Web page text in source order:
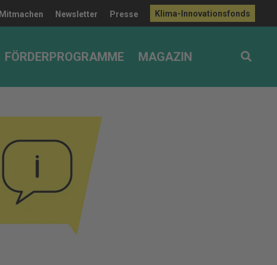
Mitmachen Newsletter Presse Klima-Innovationsfonds
FÖRDERPROGRAMME MAGAZIN